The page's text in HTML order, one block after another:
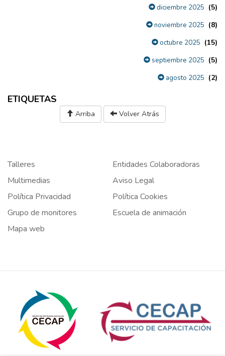
diciembre 2025 (5)
noviembre 2025 (8)
octubre 2025 (15)
septiembre 2025 (5)
agosto 2025 (2)
ETIQUETAS
Arriba Volver Atrás
Talleres
Entidades Colaboradoras
Multimedias
Aviso Legal
Política Privacidad
Política Cookies
Grupo de monitores
Escuela de animación
Mapa web